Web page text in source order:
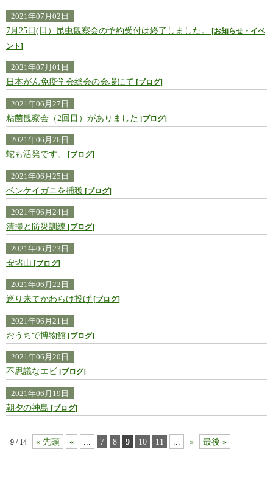
2021年07月02日
7月25日(日）昆虫観察会の予約受付は終了しました。
お知らせ・イベ
ント
2021年07月01日
日本がん免疫学会総会の会場にて ブログ
2021年06月27日
粘菌観察会（2回目）がありました ブログ
2021年06月26日
蛇も活発です。 ブログ
2021年06月25日
ベンケイガニを捕獲 ブログ
2021年06月24日
清掃と防災訓練 ブログ
2021年06月23日
安堵山 ブログ
2021年06月22日
巡り来てかわらけ投げ ブログ
2021年06月21日
おうちで博物館 ブログ
2021年06月20日
不思議なエビ ブログ
2021年06月19日
朝夕の神島 ブログ
9 / 14 « 先頭 « 7 8 9 10 11 » 最後 »